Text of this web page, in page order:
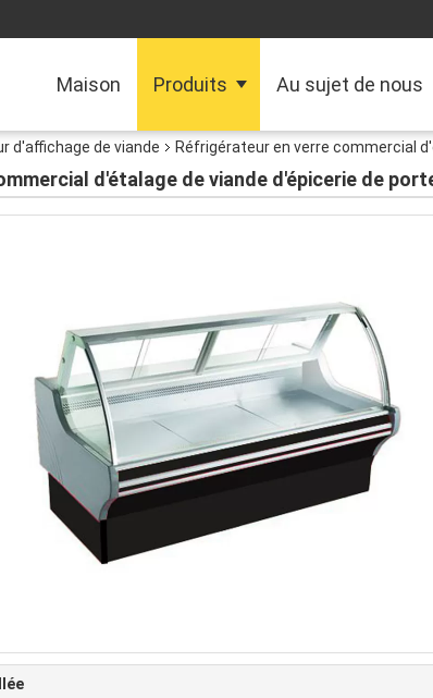
Maison Produits Au sujet de nous
d'affichage de viande Réfrigérateur en verre commercial
d'étalage de viande d'épicerie de